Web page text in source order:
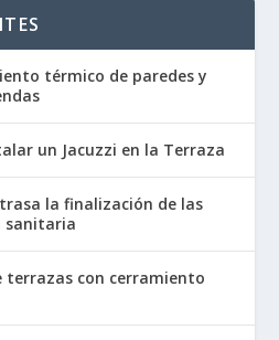
térmico de paredes y
un Jacuzzi en la Terraza
la finalización de las
sanitaria
terrazas con cerramiento